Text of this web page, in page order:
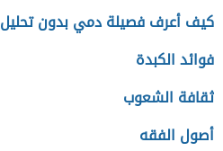
كيف أعرف فصيلة دمي بدون تحليل
فوائد الكبدة
ثقافة الشعوب
أصول الفقه